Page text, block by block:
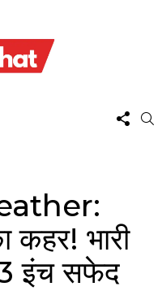
US
कहर! भारी
3 इंच सफेद